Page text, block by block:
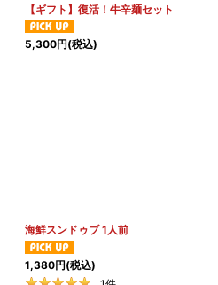
【ギフト】復活！牛辛麺セット
5,300円(税込)
海鮮スンドゥブ 1人前
1,380円(税込)